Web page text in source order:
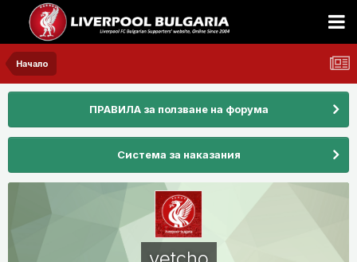
Начало
ПРАВИЛА за ползване на форума
Система за наказания